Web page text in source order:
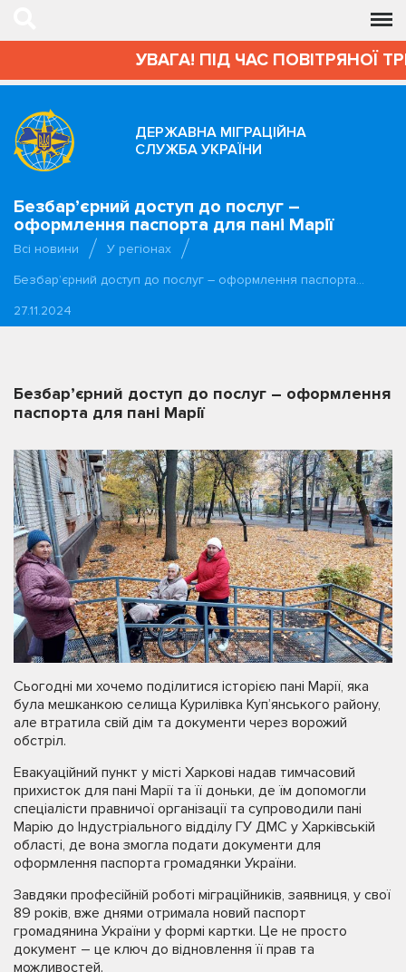
УВАГА! ПІД ЧАС ПОВІТРЯНОЇ
ДЕРЖАВНА МІГРАЦІЙНА
СЛУЖБА УКРАЇНИ
Безбар’єрний доступ до послуг –
оформлення паспорта для пані Марії
Всі новини
У регіонах
Безбар’єрний доступ до послуг – оформлення паспорта…
27.11.2024
Безбар’єрний доступ до послуг – оформлення
паспорта для пані Марії
Сьогодні ми хочемо поділитися історією пані Марії, яка
була мешканкою селища Курилівка Куп’янського району,
але втратила свій дім та документи через ворожий
обстріл.
Евакуаційний пункт у місті Харкові надав тимчасовий
прихисток для пані Марії та її доньки, де їм допомогли
спеціалісти правничої організації та супроводили пані
Марію до Індустріального відділу ГУ ДМС у Харківській
області, де вона змогла подати документи для
оформлення паспорта громадянки України.
Завдяки професійній роботі міграційників, заявниця, у свої
89 років, вже днями отримала новий паспорт
громадянина України у формі картки. Це не просто
документ – це ключ до відновлення її прав та
можливостей.